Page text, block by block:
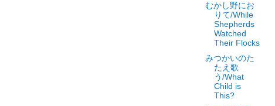
むかし野にお
りて/While
Shepherds
Watched
Their Flocks
みつかいのた
たえ歌
う/What
Child is
This?